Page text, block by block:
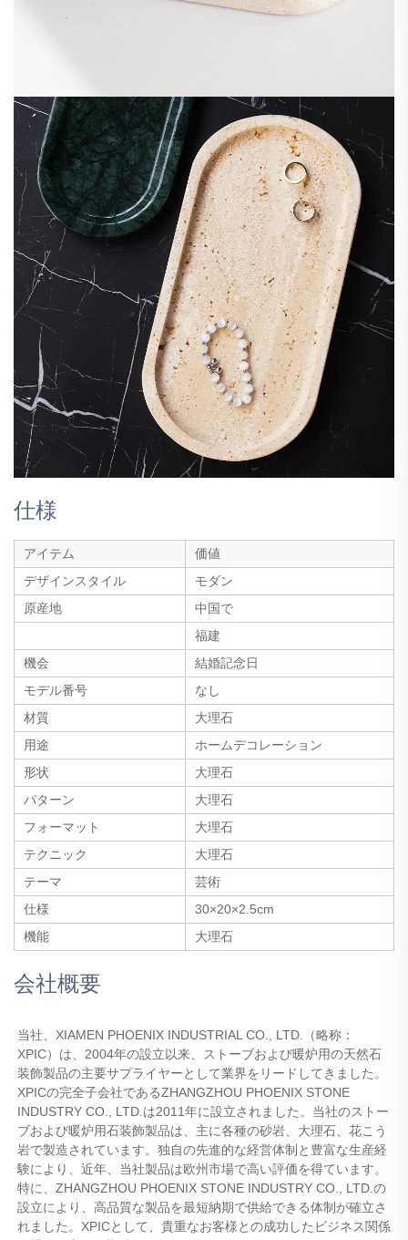
仕様
アイテム
価値
デザインスタイル
モダン
原産地
中国で
福建
機会
結婚記念日
モデル番号
なし
材質
大理石
用途
ホームデコレーション
形状
大理石
パターン
大理石
フォーマット
大理石
テクニック
大理石
テーマ
芸術
仕様
30×20×2.5cm
機能
大理石
会社概要
当社、XIAMEN PHOENIX INDUSTRIAL CO., LTD.（略称：
XPIC）は、2004年の設立以来、ストーブおよび暖炉用の天然石
装飾製品の主要サプライヤーとして業界をリードしてきました。
XPICの完全子会社であるZHANGZHOU PHOENIX STONE
INDUSTRY CO., LTD.は2011年に設立されました。当社のストー
ブおよび暖炉用石装飾製品は、主に各種の砂岩、大理石、花こう
岩で製造されています。独自の先進的な経営体制と豊富な生産経
験により、近年、当社製品は欧州市場で高い評価を得ています。
特に、ZHANGZHOU PHOENIX STONE INDUSTRY CO., LTD.の
設立により、高品質な製品を最短納期で供給できる体制が確立さ
れました。XPICとして、貴重なお客様との成功したビジネス関係